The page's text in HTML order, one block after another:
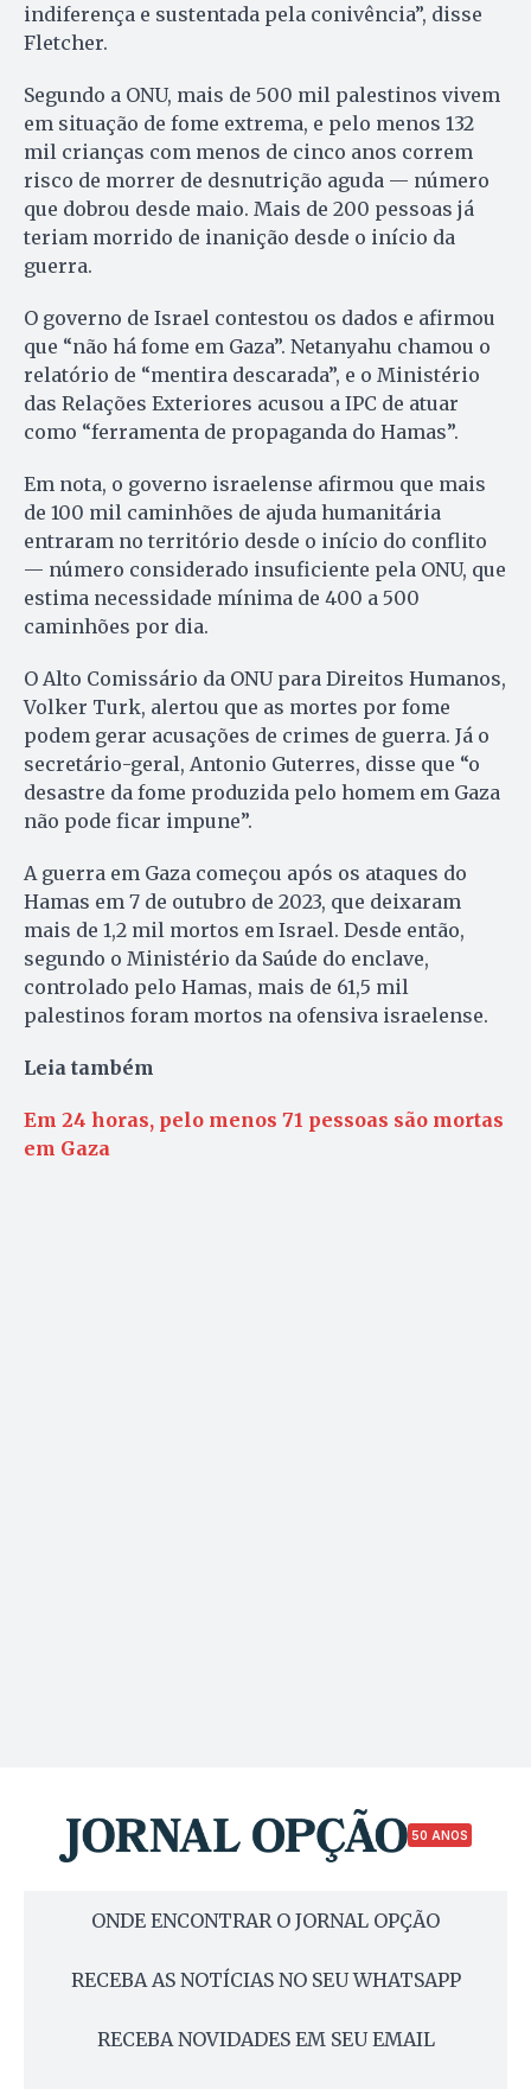
indiferença e sustentada pela conivência”, disse
Fletcher.
Segundo a ONU, mais de 500 mil palestinos vivem
em situação de fome extrema, e pelo menos 132
mil crianças com menos de cinco anos correm
risco de morrer de desnutrição aguda — número
que dobrou desde maio. Mais de 200 pessoas já
teriam morrido de inanição desde o início da
guerra.
O governo de Israel contestou os dados e afirmou
que “não há fome em Gaza”. Netanyahu chamou o
relatório de “mentira descarada”, e o Ministério
das Relações Exteriores acusou a IPC de atuar
como “ferramenta de propaganda do Hamas”.
Em nota, o governo israelense afirmou que mais
de 100 mil caminhões de ajuda humanitária
entraram no território desde o início do conflito
— número considerado insuficiente pela ONU, que
estima necessidade mínima de 400 a 500
caminhões por dia.
O Alto Comissário da ONU para Direitos Humanos,
Volker Turk, alertou que as mortes por fome
podem gerar acusações de crimes de guerra. Já o
secretário-geral, Antonio Guterres, disse que “o
desastre da fome produzida pelo homem em Gaza
não pode ficar impune”.
A guerra em Gaza começou após os ataques do
Hamas em 7 de outubro de 2023, que deixaram
mais de 1,2 mil mortos em Israel. Desde então,
segundo o Ministério da Saúde do enclave,
controlado pelo Hamas, mais de 61,5 mil
palestinos foram mortos na ofensiva israelense.
Leia também
Em 24 horas, pelo menos 71 pessoas são mortas
em Gaza
50 ANOS
ONDE ENCONTRAR O JORNAL OPÇÃO
RECEBA AS NOTÍCIAS NO SEU WHATSAPP
RECEBA NOVIDADES EM SEU EMAIL